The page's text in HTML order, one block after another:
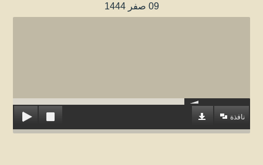
09 صفر 1444
نافذة